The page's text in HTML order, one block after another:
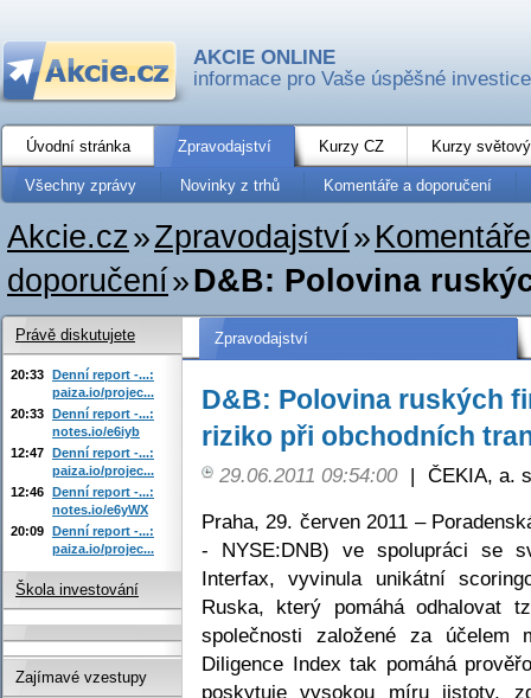
AKCIE ONLINE
informace pro Vaše úspěšné investice
Úvodní stránka Zpravodajství Kurzy CZ Kurzy
Všechny zprávy Novinky z trhů Komentáře a doporučení
Akcie.cz»Zpravodajství»
doporučení»D&B: Polovina
Zpravodajství
D&B: Polovina ruských
riziko při obchodních
29.06.2011 09:54:00 | ČEKIA, a.
Praha, 29. červen 2011 –
- NYSE:DNB) ve spolupráci se
Interfax, vyvinula unikátní
Ruska, který pomáhá odhalovat
společnosti založené za účelem
Diligence Index tak pomáhá
poskytuje vysokou míru jistoty,
Právě diskutujete
20:33 Denní report -...:
paiza.io/projec...
20:33 Denní report -...:
notes.io/e6iyb
12:47 Denní report -...:
paiza.io/projec...
12:46 Denní report -...:
notes.io/e6yWX
20:09 Denní report -...:
paiza.io/projec...
Škola investování
Zajímavé vzestupy